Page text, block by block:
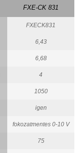
FXE-CK 831
FXECK831
6,43
6,68
4
1050
igen
fokozatmentes 0-10 V
75